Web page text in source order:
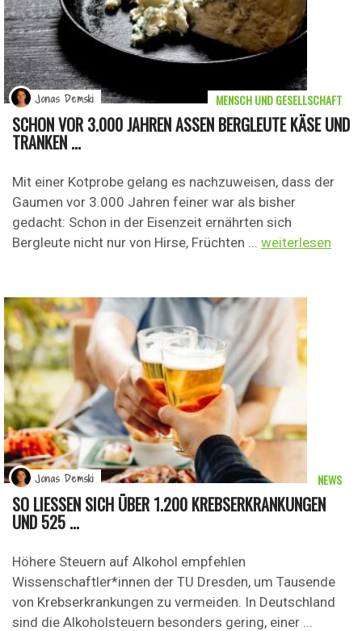
SCHON VOR 3.000 JAHREN ASSEN BERGLEUTE KÄSE UND T
RANKEN ...
Mit einer Kotprobe gelang es nachzuweisen, dass der
Gaumen vor 3.000 Jahren feiner war als bisher
gedacht: Schon in der Eisenzeit ernährten sich
Bergleute nicht nur von Hirse, Früchten ... weiterlesen
MENSCH UND GESELLSCHAFT
Jonas Demski
SO LIESSEN SICH ÜBER 1.200 KREBSERKRANKUNGEN U
ND 525 ...
Höhere Steuern auf Alkohol empfehlen
Wissenschaftler*innen der TU Dresden, um Tausende
von Krebserkrankungen zu vermeiden. In Deutschland
sind die Alkoholsteuern besonders gering, einer ...
NEWS
Jonas Demski